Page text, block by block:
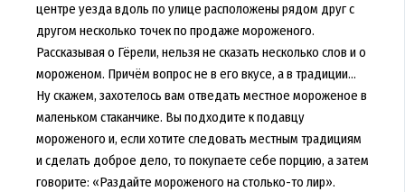
центре уезда вдоль по улице расположены рядом друг с
другом несколько точек по продаже мороженого.
Рассказывая о Гёрели, нельзя не сказать несколько слов и о
мороженом. Причём вопрос не в его вкусе, а в традиции...
Ну скажем, захотелось вам отведать местное мороженое в
маленьком стаканчике. Вы подходите к подавцу
мороженого и, если хотите следовать местным традициям
и сделать доброе дело, то покупаете себе порцию, а затем
говорите: «Раздайте мороженого на столько-то лир».